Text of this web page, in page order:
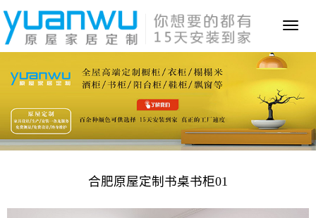
Toggle
合肥原屋定制书桌书柜01